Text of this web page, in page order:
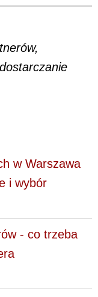
w Warszawa
i wybór
- co trzeba